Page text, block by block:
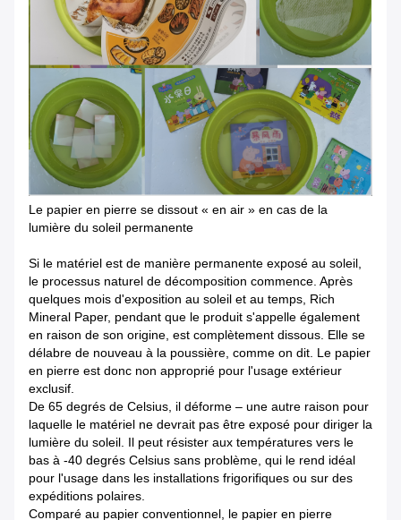
Le papier en pierre se dissout « en air » en cas de la
lumière du soleil permanente
Si le matériel est de manière permanente exposé au soleil,
le processus naturel de décomposition commence. Après
quelques mois d'exposition au soleil et au temps, Rich
Mineral Paper, pendant que le produit s'appelle également
en raison de son origine, est complètement dissous. Elle se
délabre de nouveau à la poussière, comme on dit. Le papier
en pierre est donc non approprié pour l'usage extérieur
exclusif.
De 65 degrés de Celsius, il déforme – une autre raison pour
laquelle le matériel ne devrait pas être exposé pour diriger la
lumière du soleil. Il peut résister aux températures vers le
bas à -40 degrés Celsius sans problème, qui le rend idéal
pour l'usage dans les installations frigorifiques ou sur des
expéditions polaires.
Comparé au papier conventionnel, le papier en pierre